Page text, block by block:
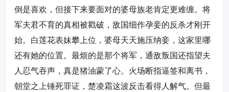
倒是喜欢，但接下来要面对的婆母族老肯定更难缠。将
军夫君不育的真相被戳破，敌国细作孕妾的反杀才刚开
始。白莲花表妹攀上位，婆母天天施压纳妾，这家里哪
还有她的位置。最烦的是那个将军，通敌叛国还指望夫
人忍气吞声，真是猪油蒙了心。火场断指逼签和离书，
朝堂之上锤死罪证，楚凌霜这波反击看得人解气。但最